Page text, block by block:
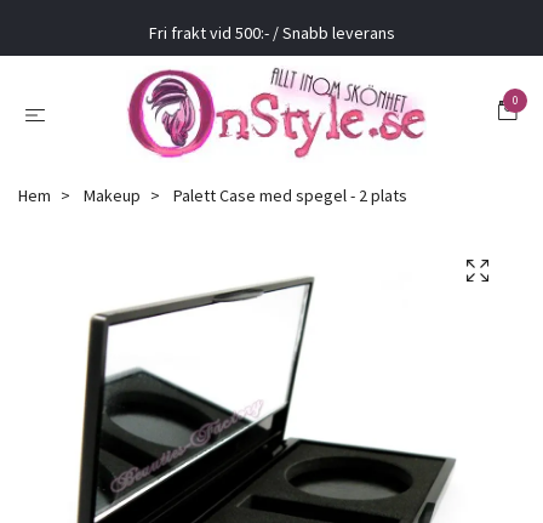
Fri frakt vid 500:- / Snabb leverans
0
Hem Makeup Palett Case med spegel - 2 plats